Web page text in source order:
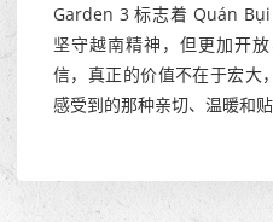
Garden 3 标志着 Quán
坚守越南精神，但更加开
信，真正的价值不在于宏大
感受到的那种亲切、温暖和贴